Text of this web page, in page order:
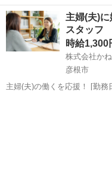
会やサンプリングなどのイベ
イベントブースへ誘導します。 販売推進: イベントブース内にて
マート...
滋賀 大津市 営業
主婦(夫)
スタッフ
時給1,300
株式会社か
彦根市
主婦(夫)の働くを応援！ [勤務日数]： 週2日~